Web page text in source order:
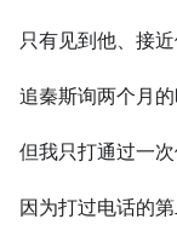
只有见到他、接近
追秦斯询两个月
但我只打通过一次
因为打过电话的